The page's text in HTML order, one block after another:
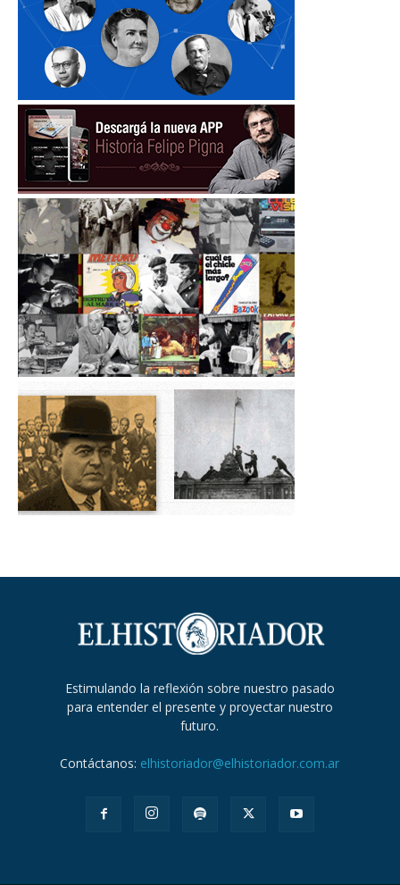
Estimulando la reflexión sobre nuestro pasado
para entender el presente y proyectar nuestro
futuro.
Contáctanos: elhistoriador@elhistoriador.com.ar